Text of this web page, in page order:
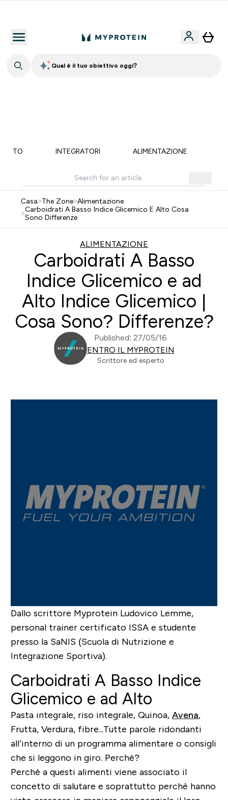
Qual è il tuo obiettivo oggi?
INTEGRATORI ALIMENTAZIONE
Casa>The Zone>Alimentazione
>Carboidrati A Basso Indice Glicemico E Alto Cosa
Sono Differenze
ALIMENTAZIONE
Carboidrati A Basso
Indice Glicemico e ad
Alto Indice Glicemico |
Cosa Sono? Differenze?
Published: 27/05/16
ENTRO IL MYPROTEIN
Scrittore ed esperto
Dallo scrittore Myprotein Ludovico Lemme,
personal trainer certificato ISSA e studente
presso la SaNIS (Scuola di Nutrizione e
Integrazione Sportiva).
Carboidrati A Basso Indice
Glicemico e ad Alto
Pasta integrale, riso integrale, Quinoa, Avena,
Frutta, Verdura, fibre...Tutte parole ridondanti
all’interno di un programma alimentare o consigli
che si leggono in giro. Perchè?
Perchè a questi alimenti viene associato il
concetto di salutare e soprattutto perchè hanno